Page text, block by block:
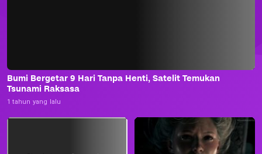
Bumi Bergetar 9 Hari Tanpa Henti, Satelit Temukan
Tsunami Raksasa
1 tahun yang lalu